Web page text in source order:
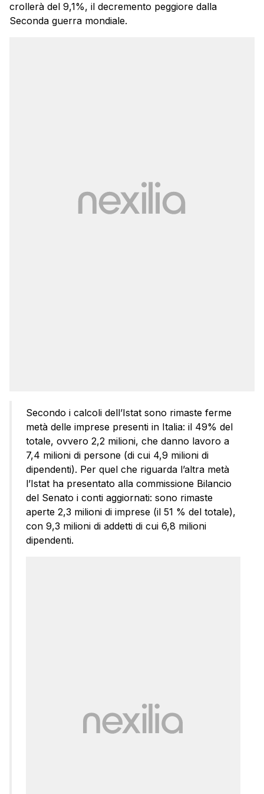
crollerà del 9,1%, il decremento peggiore dalla
Seconda guerra mondiale.
Secondo i calcoli dell’Istat sono rimaste ferme
metà delle imprese presenti in Italia: il 49% del
totale, ovvero 2,2 milioni, che danno lavoro a
7,4 milioni di persone (di cui 4,9 milioni di
dipendenti). Per quel che riguarda l’altra metà
l’Istat ha presentato alla commissione Bilancio
del Senato i conti aggiornati: sono rimaste
aperte 2,3 milioni di imprese (il 51 % del totale),
con 9,3 milioni di addetti di cui 6,8 milioni
dipendenti.